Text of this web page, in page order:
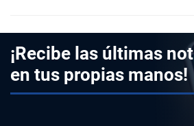
¡Recibe las últimas
en tus propias manos!